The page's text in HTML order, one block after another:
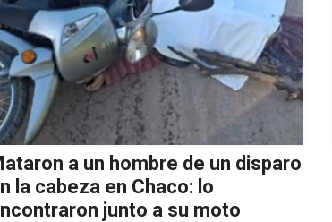
a un hombre de un disparo
la cabeza en Chaco: lo
junto a su moto